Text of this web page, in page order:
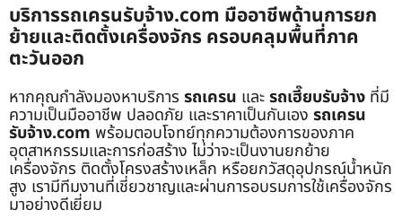
บริการรถเครนรับจ้าง.com มืออาชีพด้านการยก
ย้ายและติดตั้งเครื่องจักร ครอบคลุมพื้นที่ภาค
ตะวันออก
หากคุณกำลังมองหาบริการ รถเครน และรถเฮี๊ยบรับจ้าง ที่มี
ความเป็นมืออาชีพ ปลอดภัย และราคาเป็นกันเอง รถเครน
รับจ้าง.com พร้อมตอบโจทย์ทุกความต้องการของภาค
อุตสาหกรรมและการก่อสร้าง ไม่ว่าจะเป็นงานยกย้าย
เครื่องจักร ติดตั้งโครงสร้างเหล็ก หรือยกวัสดุอุปกรณ์น้ำหนัก
สูง เรามีทีมงานที่เชี่ยวชาญและผ่านการอบรมการใช้เครื่องจักร
มาอย่างดีเยี่ยม